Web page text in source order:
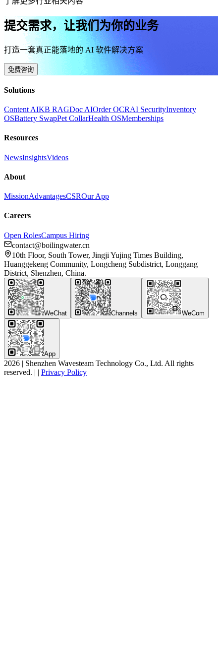
提交需求，让我们为你的业务
打造一套真正能落地的 AI 软件解决方案
免费咨询
Solutions
Content AIKB RAGDoc AIOrder OCRAI SecurityInventory
OSBattery SwapPet CollarHealth OSMemberships
Resources
NewsInsightsVideos
About
MissionAdvantagesCSROur App
Careers
Open RolesCampus Hiring
contact@boilingwater.cn
10th Floor, South Tower, Jingji Yujing Times Building,
Huanggekeng Community, Longcheng Subdistrict, Longgang
District, Shenzhen, China.
WeChat Channels WeCom
App
2026 | Shenzhen Wavesteam Technology Co., Ltd. All rights
reserved. | | Privacy Policy